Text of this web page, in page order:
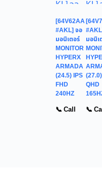
[64V62AA
#AKL] จอ
มอนิเตอร์
MONITOR
HYPERX
ARMADA
(24.5) IPS
FHD
240HZ
📞 Call
มอนิเ
QHD
📞